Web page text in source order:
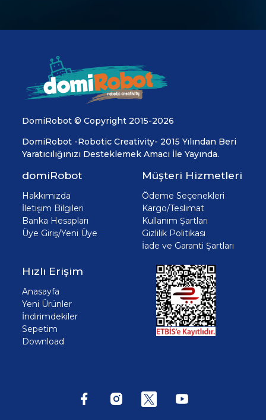
DomiRobot © Copyright 2015-2026
DomiRobot -Robotic Creativity- 2015 Yılından Beri
Yaratıcılığınızı Desteklemek Amacı İle Yayında.
domiRobot
Hakkımızda
İletişim Bilgileri
Banka Hesapları
Üye Giriş/Yeni Üye
Müşteri Hizmetleri
Ödeme Seçenekleri
Kargo/Teslimat
Kullanım Şartları
Gizlilik Politikası
İade ve Garanti Şartları
Hızlı Erişim
Anasayfa
Yeni Ürünler
İndirimdekiler
Sepetim
Download